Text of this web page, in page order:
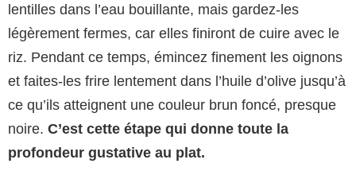
lentilles dans l’eau bouillante, mais gardez-les
légèrement fermes, car elles finiront de cuire avec le
riz. Pendant ce temps, émincez finement les oignons
et faites-les frire lentement dans l’huile d’olive jusqu’à
ce qu’ils atteignent une couleur brun foncé, presque
noire. C’est cette étape qui donne toute la
profondeur gustative au plat.